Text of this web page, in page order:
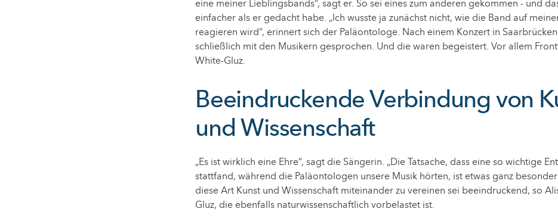
eine meiner Lieblingsbands“, sagt er. So sei eines zum anderen gekommen - und
einfacher als er gedacht habe. „Ich wusste ja zunächst nicht, wie die Band auf
reagieren wird“, erinnert sich der Paläontologe. Nach einem Konzert in
schließlich mit den Musikern gesprochen. Und die waren begeistert. Vor allem
White-Gluz.
Beeindruckende Verbindung von
und Wissenschaft
„Es ist wirklich eine Ehre“, sagt die Sängerin. „Die Tatsache, dass eine so wichtige
stattfand, während die Paläontologen unsere Musik hörten, ist etwas ganz
diese Art Kunst und Wissenschaft miteinander zu vereinen sei beeindruckend, so
Gluz, die ebenfalls naturwissenschaftlich vorbelastet ist.